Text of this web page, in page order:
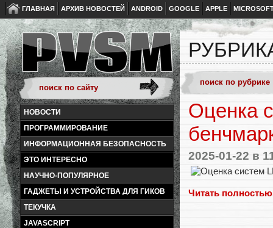
ГЛАВНАЯ АРХИВ НОВОСТЕЙ ANDROID GOOGLE APPLE
НОВОСТИ
ПРОГРАММИРОВАНИЕ
ИНФОРМАЦИОННАЯ БЕЗОПАСНОСТЬ
ЭТО ИНТЕРЕСНО
НАУЧНО-ПОПУЛЯРНОЕ
ГАДЖЕТЫ И УСТРОЙСТВА ДЛЯ ГИКОВ
ТЕКУЧКА
JAVASCRIPT
Оценка
2025-01-22 в
Читать